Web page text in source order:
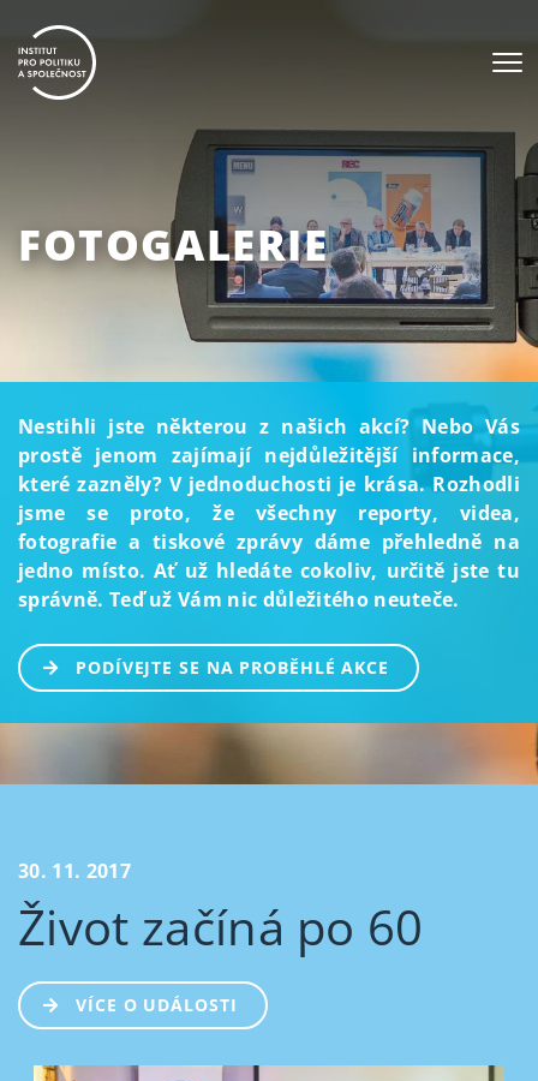
FOTOGALERIE
Nestihli jste některou z našich akcí? Nebo Vás
prostě jenom zajímají nejdůležitější informace,
které zazněly? V jednoduchosti je krása. Rozhodli
jsme se proto, že všechny reporty, videa,
fotografie a tiskové zprávy dáme přehledně na
jedno místo. Ať už hledáte cokoliv, určitě jste tu
správně. Teď už Vám nic důležitého neuteče.
PODÍVEJTE SE NA PROBĚHLÉ AKCE
30. 11. 2017
Život začíná po 60
VÍCE O UDÁLOSTI